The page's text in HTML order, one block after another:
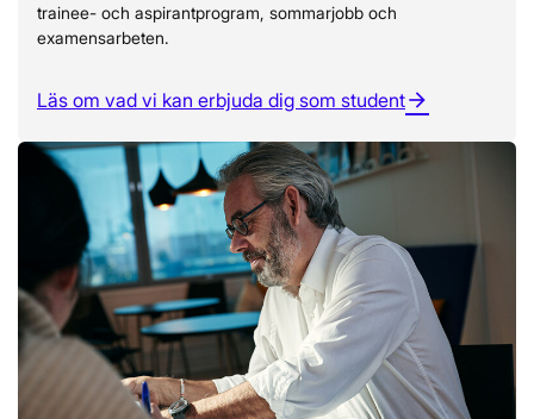
trainee- och aspirantprogram, sommarjobb och
examensarbeten.
Läs om vad vi kan erbjuda dig som studentarrow_forward